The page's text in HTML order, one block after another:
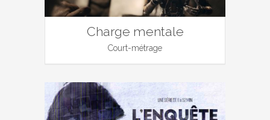
Charge mentale
Court-métrage